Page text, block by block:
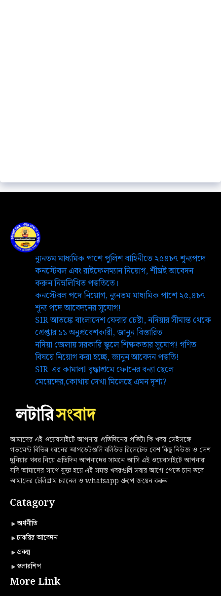
ন্যূনতম মাধ্যমিক পাশে পুলিশ বাহিনীতে ২৫৪৮৭ শূন্যপদে
কনস্টেবল এবং রাইফেলম্যান নিয়োগ, শীঘ্রই আবেদন
করুন নিম্নলিখিত পদ্ধতিতে।
কনস্টেবল পদে নিয়োগ, ন্যূনতম মাধ্যমিক পাশে ২৫,৪৮৭
শূন্য পদে আবেদনের সুযোগ!
SIR আতঙ্কে বাংলাদেশ ফেরার চেষ্টা, নদিয়ার সীমান্ত থেকে
গ্রেপ্তার ১১ অনুপ্রবেশকারী, জানুন বিস্তারিত
নদিয়া জেলায় সরকারি স্কুলে শিক্ষকতার সুযোগ! গণিত
বিষয়ে নিয়োগ করা হচ্ছে, জানুন আবেদন পদ্ধতি!
SIR-এর কামাল! বৃদ্ধাশ্রমে ফোনের বন্যা ছেলে-
মেয়েদের,কোথায় দেখা মিলেছে এমন দৃশ্য?
আমাদের এই ওয়েবসাইটে আপনারা প্রতিদিনের প্রতিটা কি খবর সেইসঙ্গে
গভমেন্ট বিভিন্ন ধরনের আপডেটগুলি বলিউড রিলেটেড বেশ কিছু নিউজ ও দেশ
দুনিয়ার খবর নিয়ে প্রতিদিন আপনাদের সামনে আসি এই ওয়েবসাইটে আপনারা
যদি আমাদের সাথে যুক্ত হয়ে এই সমস্ত খবরগুলি সবার আগে পেতে চান তবে
আমাদের টেলিগ্রাম চ্যানেল ও whatsapp গ্রুপে জয়েন করুন
Catagory
অর্থনীতি
চাকরির আবেদন
প্রকল্প
স্কলারশিপ
More Link